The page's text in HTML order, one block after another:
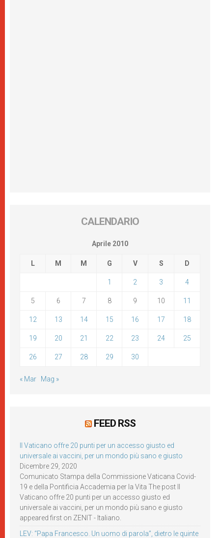
CALENDARIO
Aprile 2010
L M M G V S D
1 2 3 4
5 6 7 8 9 10 11
12 13 14 15 16 17 18
19 20 21 22 23 24 25
26 27 28 29 30
« Mar Mag »
FEED RSS
Il Vaticano offre 20 punti per un accesso giusto ed
universale ai vaccini, per un mondo più sano e giusto
Dicembre 29, 2020
Comunicato Stampa della Commissione Vaticana Covid-
19 e della Pontificia Accademia per la Vita The post Il
Vaticano offre 20 punti per un accesso giusto ed
universale ai vaccini, per un mondo più sano e giusto
appeared first on ZENIT - Italiano.
LEV: “Papa Francesco. Un uomo di parola”, dietro le quinte